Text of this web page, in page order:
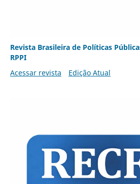
Revista Brasileira de Políticas
RPPI
Acessar revista
Edição Atual